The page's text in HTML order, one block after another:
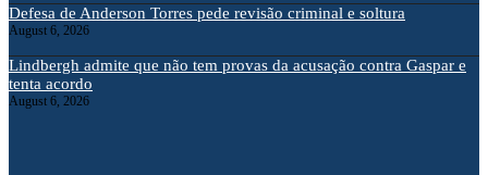
Defesa de Anderson Torres pede revisão criminal e soltura
August 6, 2026
Lindbergh admite que não tem provas da acusação contra Gaspar e
tenta acordo
August 6, 2026